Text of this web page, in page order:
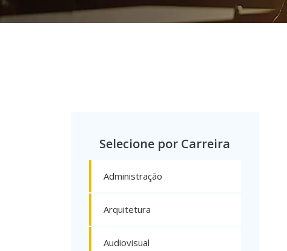
Selecione por Carreira
Administração
Arquitetura
Audiovisual